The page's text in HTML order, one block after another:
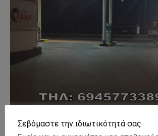
Σεβόμαστε την ιδιωτικότητά σας